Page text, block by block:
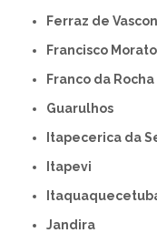
Ferraz de
Francisco Morato
Franco da Rocha
Guarulhos
Itapecerica da
Itapevi
Jandira